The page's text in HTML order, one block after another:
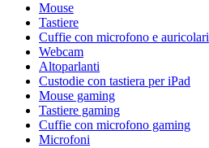
Mouse
Tastiere
Cuffie con microfono e auricolari
Webcam
Altoparlanti
Custodie con tastiera per iPad
Mouse gaming
Tastiere gaming
Cuffie con microfono gaming
Microfoni